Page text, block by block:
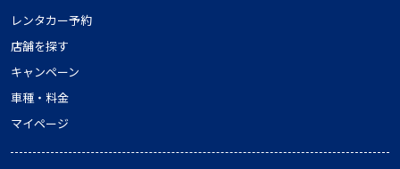
レンタカー予約
店舗を探す
キャンペーン
車種・料金
マイページ